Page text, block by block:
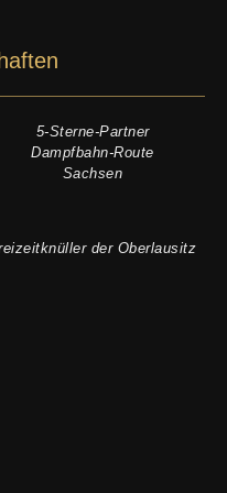
5-Sterne-Partner
Dampfbahn-Route
Sachsen
der Oberlausitz